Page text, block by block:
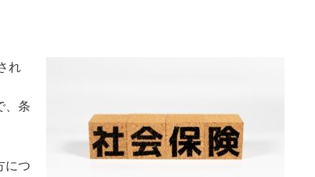
れ
、条
につ